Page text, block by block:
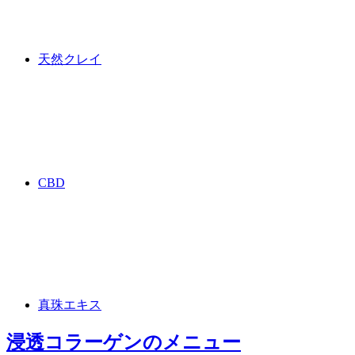
天然クレイ
CBD
真珠エキス
浸透コラーゲンのメニュー